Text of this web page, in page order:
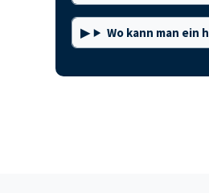
Wo kann man ein